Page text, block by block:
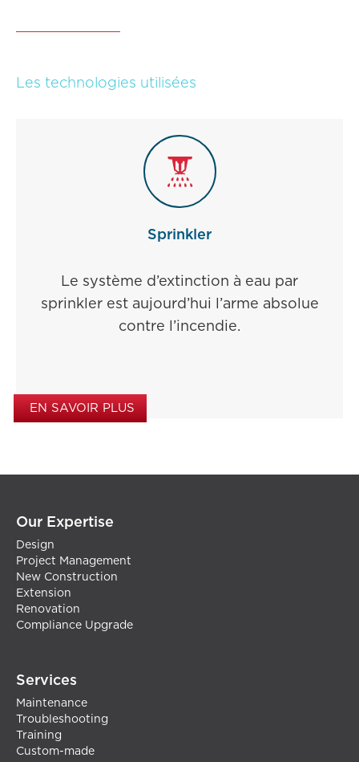
Les technologies utilisées
Sprinkler
Le système d’extinction à eau par
sprinkler est aujourd’hui l’arme absolue
contre l’incendie.
EN SAVOIR PLUS
Our Expertise
Design
Project Management
New Construction
Extension
Renovation
Compliance Upgrade
Services
Maintenance
Troubleshooting
Training
Custom-made